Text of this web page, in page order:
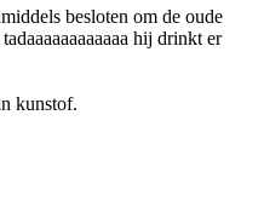
besloten om de oude
hij drinkt er
kunstof.